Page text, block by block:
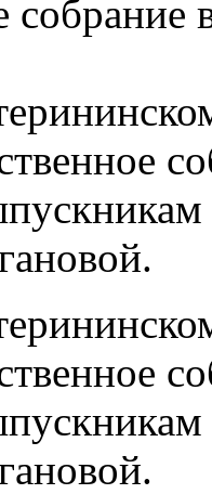
собрание